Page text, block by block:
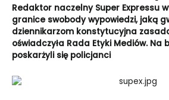
Redaktor naczelny Super Expressu
granice swobody wypowiedzi, jaką
dziennikarzom konstytucyjna
oświadczyła Rada Etyki Mediów. Na
poskarżyli się policjanci